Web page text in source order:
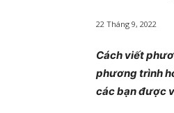
22 Tháng 9, 2022
Cách viết
phương trình
các bạn được